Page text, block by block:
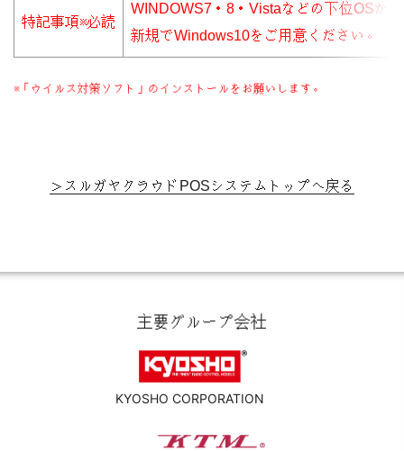
特記事項※必読
WINDOWS7・8・Vistaなどの下位OSか
新規でWindows10をご用意ください。
※「ウイルス対策ソフト」のインストールをお願いします。
スルガヤクラウドPOSシステムトップへ戻る
主要グループ会社
KYOSHO CORPORATION